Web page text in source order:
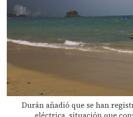
Durán añadió que se han